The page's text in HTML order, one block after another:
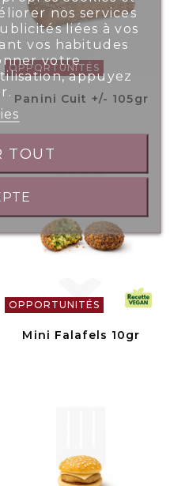
OPPORTUNITÉS
Panini Cuit +/- 105gr
OPPORTUNITÉS
Mini Falafels 10gr
nos services
liées à vos
vos habitudes
votre
appuyez
TOUT